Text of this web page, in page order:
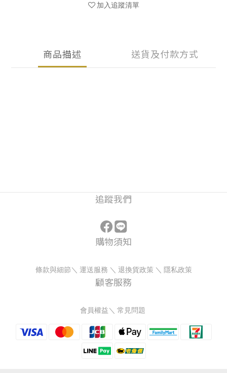
加入追蹤清單
商品描述 送貨及付款方式
追蹤我們
購物須知
條款與細節＼ 運送服務 ＼ 退換貨政策 ＼ 隱私政策
顧客服務
會員權益＼ 常見問題